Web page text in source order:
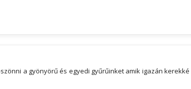
a gyönyörű és egyedi gyűrűinket amik igazán kerekké